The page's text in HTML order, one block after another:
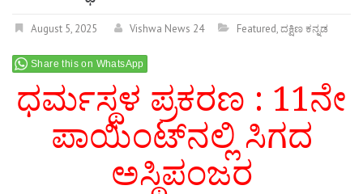
August 5, 2025 Vishwa News 24 Featured,ದಕ್ಷಿಣ ಕನ್ನಡ
Share this on WhatsApp
ಧರ್ಮಸ್ಥಳ ಪ್ರಕರಣ : 11ನೇ
ಪಾಯಿಂಟ್‌ನಲ್ಲಿ ಸಿಗದ
ಅಸ್ಥಿಪಂಜರ